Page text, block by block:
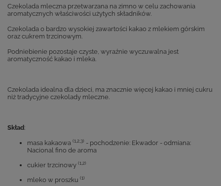
Czekolada mleczna przetwarzana na zimno w celu zachowania
aromatycznych właściwości użytych składników.
Czekolada o bardzo wysokiej zawartości kakao z mlekiem górskim
oraz cukrem trzcinowym.
Podniebienie pozostaje czyste, wyraźnie wyczuwalna jest
aromatyczność kakao i mleka.
Czekolada idealna dla dzieci, ma znacznie więcej kakao i mniej cukru
niż tradycyjne czekolady mleczne.
Skład:
masa kakaowa (1,2,3) - pochodzenie: Ekwador - odmiana:
Nacional fino de aroma
cukier trzcinowy (1,2)
mleko w proszku (1)